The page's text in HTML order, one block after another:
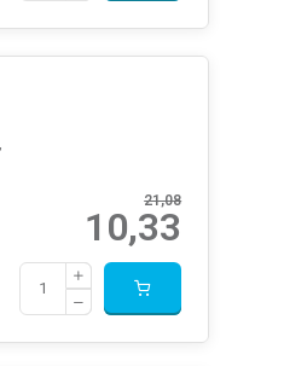
21,08
10,33